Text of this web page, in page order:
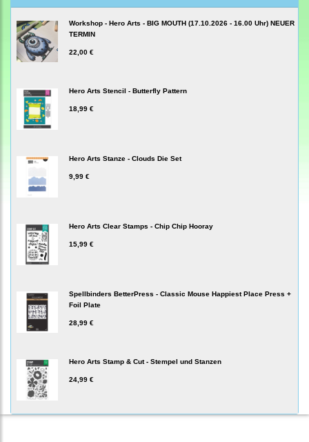
Workshop - Hero Arts - BIG MOUTH (17.10.2026 - 16.00 Uhr) NEUER
TERMIN
22,00 €
Hero Arts Stencil - Butterfly Pattern
18,99 €
Hero Arts Stanze - Clouds Die Set
9,99 €
Hero Arts Clear Stamps - Chip Chip Hooray
15,99 €
Spellbinders BetterPress - Classic Mouse Happiest Place Press +
Foil Plate
28,99 €
Hero Arts Stamp & Cut - Stempel und Stanzen
24,99 €